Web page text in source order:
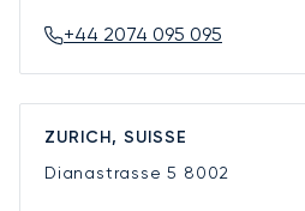
+44 2074 095 095
ZURICH, SUISSE
Dianastrasse 5 8002